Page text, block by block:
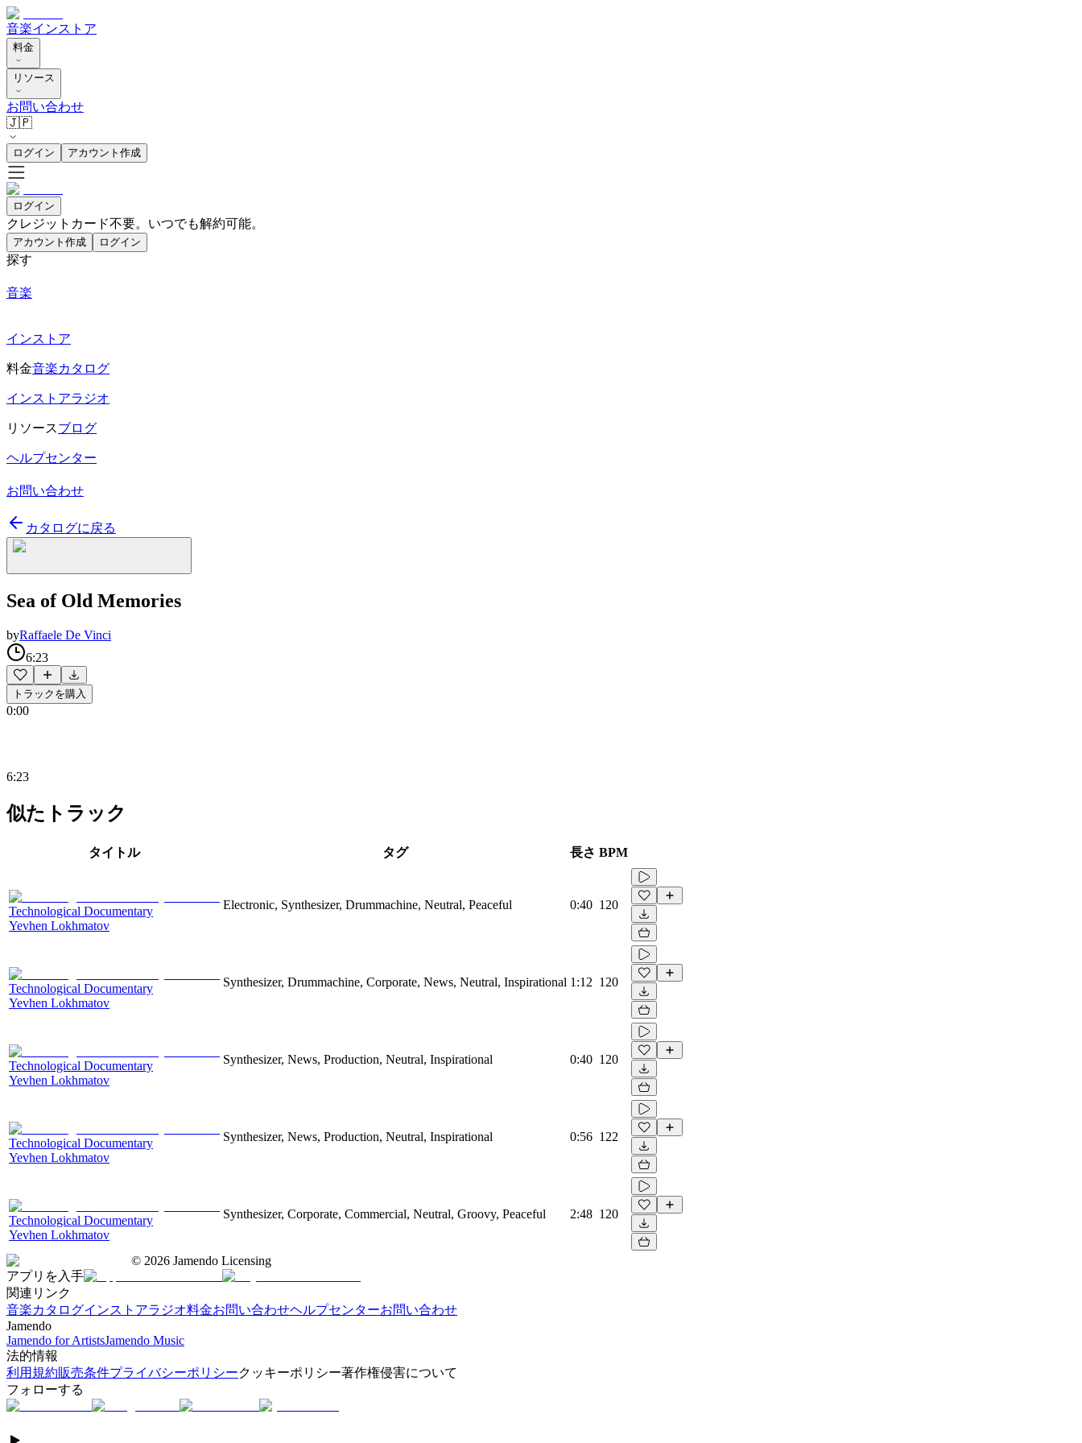
音楽インストア
料金
リソース
お問い合わせ
🇯🇵
ログイン アカウント作成
ログイン
クレジットカード不要。いつでも解約可能。
アカウント作成 ログイン
探す
音楽
インストア
料金音楽カタログ
インストアラジオ
リソースブログ
ヘルプセンター
お問い合わせ
カタログに戻る
Sea of Old Memories
byRaffaele De Vinci
6:23
トラックを購入
0:00
6:23
似たトラック
タイトル タグ 長さ BPM
Technological Documentary
Yevhen Lokhmatov
Electronic, Synthesizer, Drummachine, Neutral, Peaceful 0:40 120
Technological Documentary
Yevhen Lokhmatov
Synthesizer, Drummachine, Corporate, News, Neutral, Inspirational 1:12 120
Technological Documentary
Yevhen Lokhmatov
Synthesizer, News, Production, Neutral, Inspirational 0:40 120
Technological Documentary
Yevhen Lokhmatov
Synthesizer, News, Production, Neutral, Inspirational 0:56 122
Technological Documentary
Yevhen Lokhmatov
Synthesizer, Corporate, Commercial, Neutral, Groovy, Peaceful 2:48 120
© 2026 Jamendo Licensing
アプリを入手
関連リンク
音楽カタログインストアラジオ料金お問い合わせヘルプセンターお問い合わせ
Jamendo
Jamendo for ArtistsJamendo Music
法的情報
利用規約販売条件プライバシーポリシークッキーポリシー著作権侵害について
フォローする